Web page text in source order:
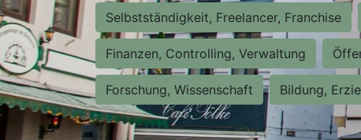
Selbstständigkeit, Freelancer, Franchise
Finanzen, Controlling, Verwaltung
Forschung, Wissenschaft Bildung,